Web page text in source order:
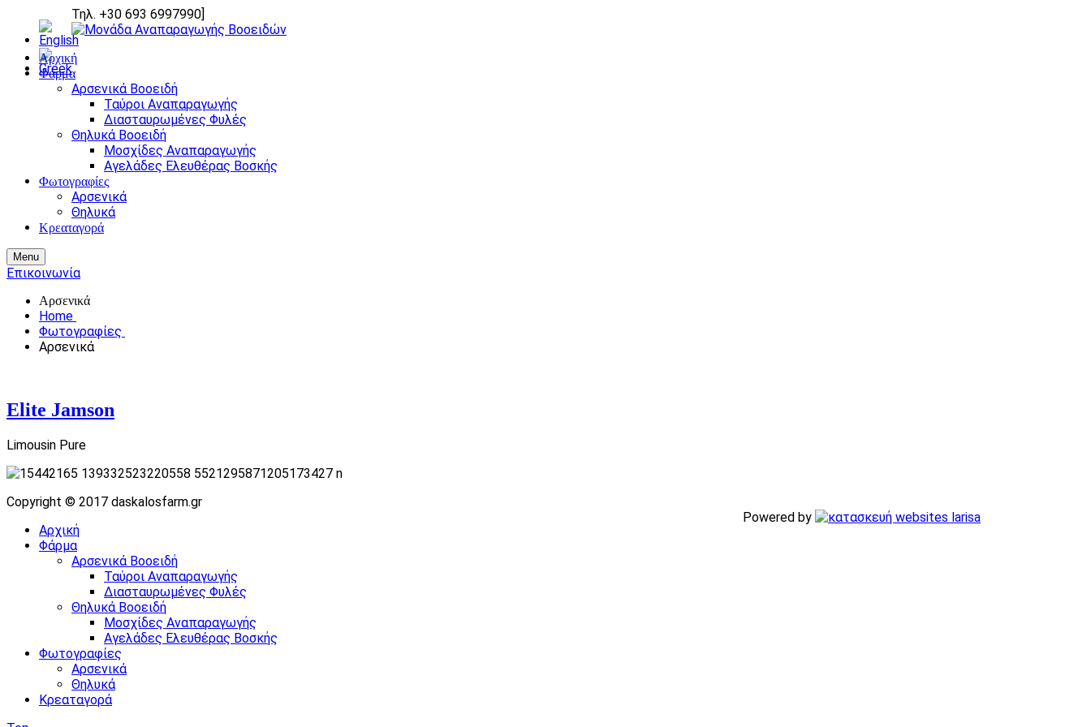
Τηλ. +30 693 6997990]
Αρχική
Φάρμα
Αρσενικά Βοοειδή
Ταύροι Αναπαραγωγής
Διασταυρωμένες Φυλές
Θηλυκά Βοοειδή
Μοσχίδες Αναπαραγωγής
Αγελάδες Ελευθέρας Βοσκής
Φωτογραφίες
Αρσενικά
Θηλυκά
Κρεαταγορά
Menu
Επικοινωνία
Αρσενικά
Home
Φωτογραφίες
Αρσενικά
Elite Jamson
Limousin Pure
Copyright © 2017 daskalosfarm.gr
Powered by
Αρχική
Φάρμα
Αρσενικά Βοοειδή
Ταύροι Αναπαραγωγής
Διασταυρωμένες Φυλές
Θηλυκά Βοοειδή
Μοσχίδες Αναπαραγωγής
Αγελάδες Ελευθέρας Βοσκής
Φωτογραφίες
Αρσενικά
Θηλυκά
Κρεαταγορά